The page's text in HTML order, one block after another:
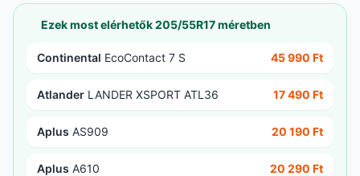
Ezek most elérhetők 205/55R17 méretben
Continental EcoContact 7 S 45 990 Ft
Atlander LANDER XSPORT ATL36 17 490 Ft
Aplus AS909 20 190 Ft
Aplus A610 20 290 Ft